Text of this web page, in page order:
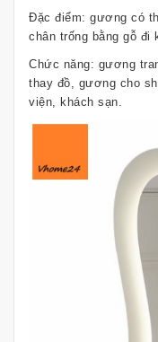
Đặc điểm: gương có
chân trống bằng gỗ đi
Chức năng: gương
thay đồ, gương cho
viện, khách sạn.